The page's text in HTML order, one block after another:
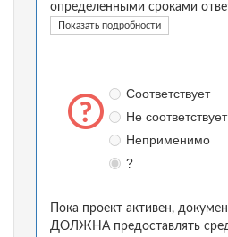
определенными сроками
Показать подробности
Соответствует
Не соответствует
Неприменимо
?
Пока проект активен,
ДОЛЖНА предоставлять